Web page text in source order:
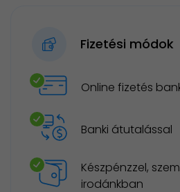
Fizetési módok
Online fizetés
Banki átutalással
Készpénzzel,
irodánkban